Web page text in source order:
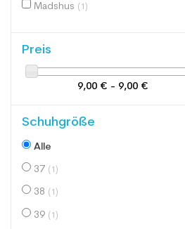
Madshus (1)
Preis
9,00 € - 9,00 €
Schuhgröße
Alle
37 (1)
38 (1)
39 (1)